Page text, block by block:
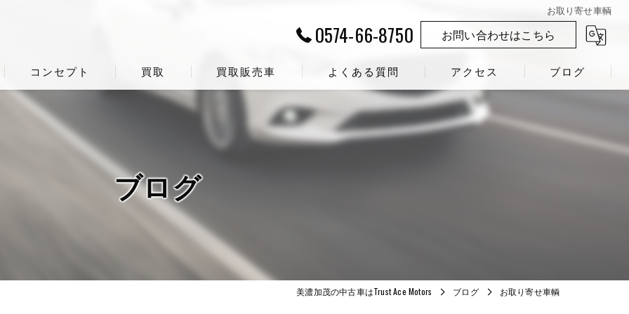
お取り寄せ車輌
0574-66-8750 お問い合わせはこちら
コンセプト 買取 買取販売車 よくある質問 アクセス ブログ
ブログ
美濃加茂の中古車はTrust Ace Motors ブログ お取り寄せ車輌